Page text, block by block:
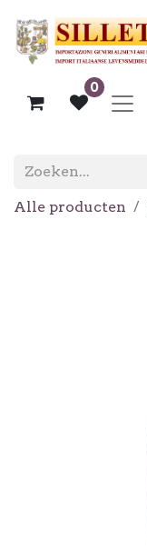
0
Alle producten